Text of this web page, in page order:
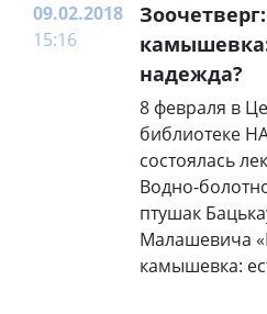
09.02.2018
15:16
надежда?
8 февраля в
библиотеке
состоялась
Водно-
птушак
Малашевича
камышевка: